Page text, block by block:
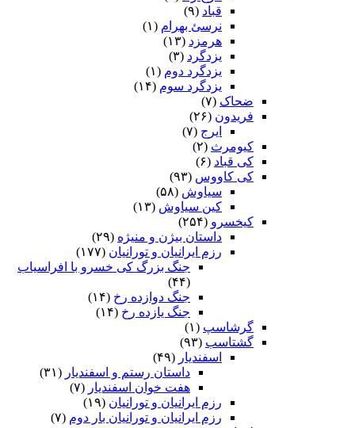
قباد (۹)
نرسئ بهرام‏ (۱)
هرمزد (۱۳)
یزدگرد (۳)
یزدگرد دوم (۱)
یزدگرد سوم (۱۴)
ضحاک (۷)
فریدون (۲۶)
ایرج (۷)
کیومرث (۲)
کی قباد (۶)
کی کاووس (۹۳)
سیاوش (۵۸)
کین سیاوش (۱۳)
کیخسرو (۲۵۴)
داستان بیژن و منیژه (۲۹)
رزم ایرانیان و تورانیان (۱۷۷)
جنگ بزرگ کی خسرو با افراسیاب
(۴۴)
جنگ دوازده رخ (۱۴)
جنگ یازده رخ (۱۴)
گرشاسپ (۱)
گشتاسب (۹۳)
اسفندیار (۴۹)
داستان رستم و اسفندیار (۳۱)
هفت خوان اسفندیار (۷)
رزم ایرانیان و تورانیان (۱۹)
رزم ایرانیان و تورانیان بار دوم (۷)